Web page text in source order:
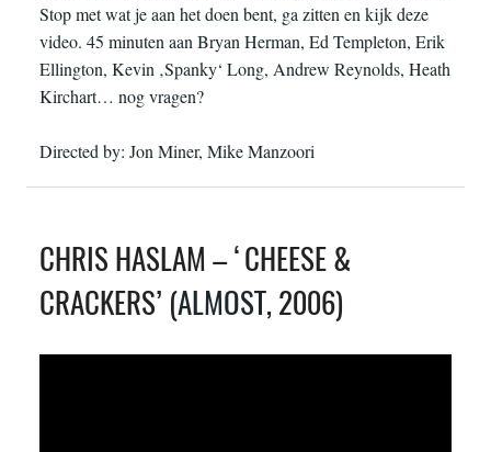
Stop met wat je aan het doen bent, ga zitten en kijk deze
video. 45 minuten aan Bryan Herman, Ed Templeton, Erik
Ellington, Kevin ‚Spanky‘ Long, Andrew Reynolds, Heath
Kirchart… nog vragen?
Directed by: Jon Miner, Mike Manzoori
CHRIS HASLAM – ‘CHEESE &
CRACKERS’ (ALMOST, 2006)